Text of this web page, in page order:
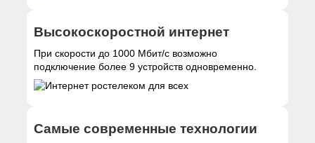
Высокоскоростной интернет
При скорости до 1000 Мбит/с возможно
подключение более 9 устройств одновременно.
Самые современные технологии